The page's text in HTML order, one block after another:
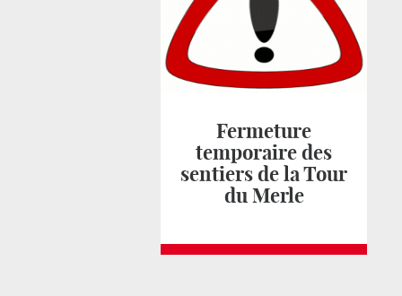
Fermeture
temporaire des
sentiers de la Tour
du Merle